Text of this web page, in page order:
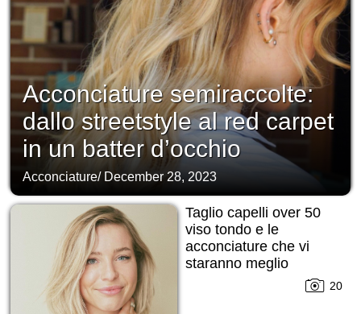
Acconciature semiraccolte:
dallo streetstyle al red carpet
in un batter d’occhio
Acconciature/ December 28, 2023
Taglio capelli over 50
viso tondo e le
acconciature che vi
staranno meglio
20